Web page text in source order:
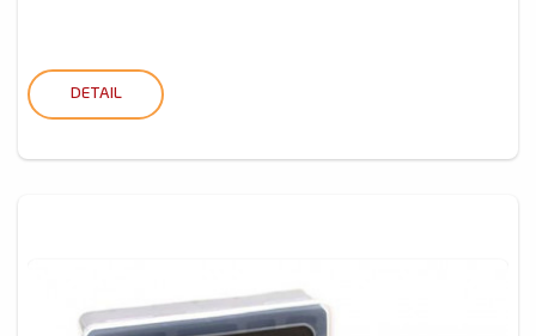
DETAIL